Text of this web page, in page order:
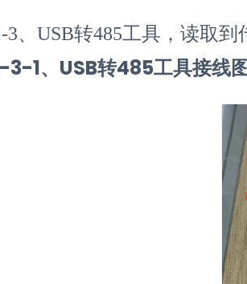
3、USB转485工具，读取
3-1、USB转485工具接线